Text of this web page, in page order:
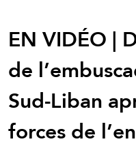
EN VIDÉO |
de
Sud-Liban
forces de